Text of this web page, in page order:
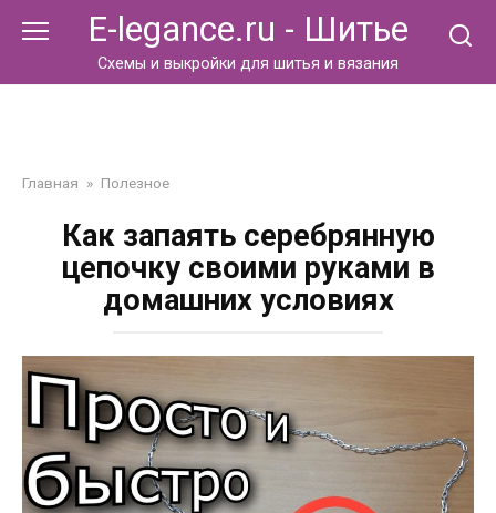
E-legance.ru - Шитье
Схемы и выкройки для шитья и вязания
Главная » Полезное
Как запаять серебрянную
цепочку своими руками в
домашних условиях